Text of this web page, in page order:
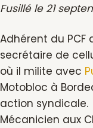
Fusillé le 21
Adhérent du PCF
secrétaire de
où il milite avec
Motobloc à
action syndicale.
Mécanicien aux